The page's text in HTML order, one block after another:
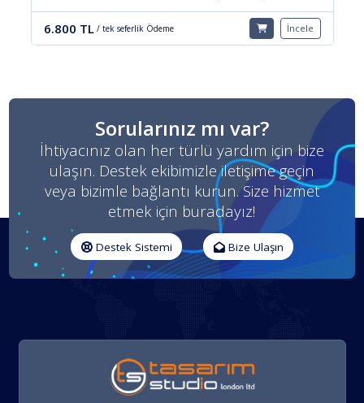
İncele
2.400 TL / tek seferlik Ödeme
Sorularınız mı var?
İhtiyacınız olan her türlü yardım için bize
ulaşın. Destek ekibimizle iletişime geçin
veya bizimle bağlantı kurun. Size hizmet
etmek için buradayız!
Destek Sistemi Bize Ulaşın